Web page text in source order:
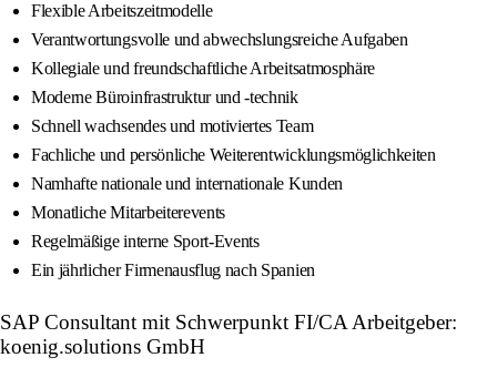
Flexible Arbeitszeitmodelle
Verantwortungsvolle und abwechslungsreiche Aufgaben
Kollegiale und freundschaftliche Arbeitsatmosphäre
Moderne Büroinfrastruktur und -technik
Schnell wachsendes und motiviertes Team
Fachliche und persönliche Weiterentwicklungsmöglichkeiten
Namhafte nationale und internationale Kunden
Monatliche Mitarbeiterevents
Regelmäßige interne Sport-Events
Ein jährlicher Firmenausflug nach Spanien
SAP Consultant mit Schwerpunkt FI/CA Arbeitgeber:
koenig.solutions GmbH